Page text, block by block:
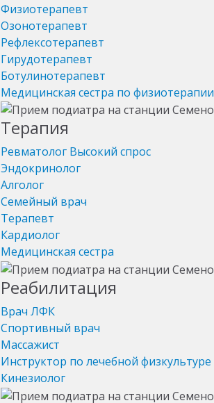
Физиотерапевт
Озонотерапевт
Рефлексотерапевт
Гирудотерапевт
Ботулинотерапевт
Медицинская сестра по физиотерапии
Терапия
Ревматолог Высокий спрос
Эндокринолог
Алголог
Семейный врач
Терапевт
Кардиолог
Медицинская сестра
Реабилитация
Врач ЛФК
Спортивный врач
Массажист
Инструктор по лечебной физкультуре
Кинезиолог